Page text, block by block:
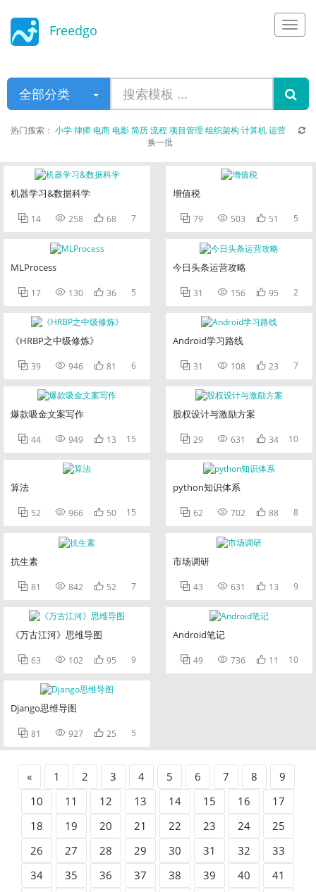
Freedgo
全部分类
热门搜索： 小学律师电商电影简历流程 项目管理 组织架构 计算机运营
换一批
机器学习&数据科学
 14  258  68 7
MLProcess
 17  130  36 5
《HRBP之中级修炼》
 39  946  81 6
爆款吸金文案写作
 44  949  13 15
算法
 52  966  50 15
抗生素
 81  842  52 7
《万古江河》思维导图
 63  102  95 9
Django思维导图
 81  927  25 5
增值税
 79  503  51 5
今日头条运营攻略
 31  156  95 2
Android学习路线
 31  108  23 7
股权设计与激励方案
 29  631  34 10
python知识体系
 62  702  88 8
市场调研
 43  631  13 9
Android笔记
 49  736  11 10
« 1 2 3 4 5 6 7 8
9
10
11 12 13 14 15 16
17
18
19 20 21 22 23 24
25
26
27 28 29 30 31 32
33
34
35 36 37 38 39 40
41